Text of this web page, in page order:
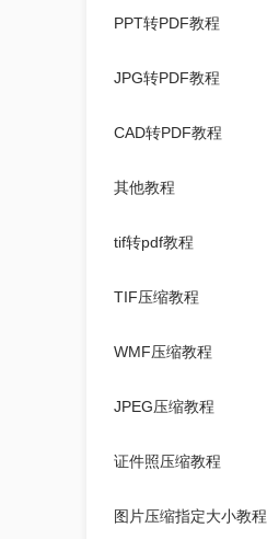
PPT转PDF教程
JPG转PDF教程
CAD转PDF教程
其他教程
tif转pdf教程
TIF压缩教程
WMF压缩教程
JPEG压缩教程
证件照压缩教程
图片压缩指定大小教程